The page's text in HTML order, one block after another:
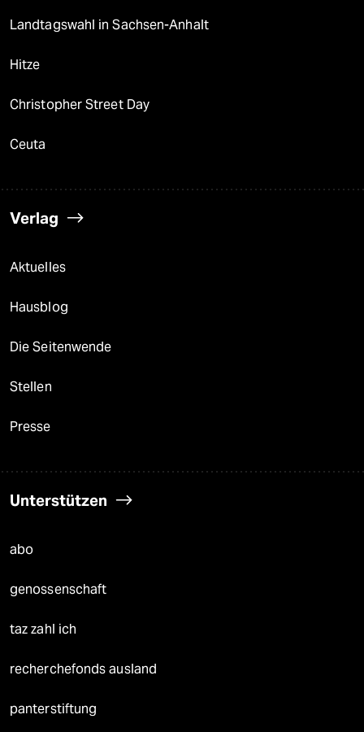
Landtagswahl in Sachsen-Anhalt
Hitze
Christopher Street Day
Ceuta
Verlag
Aktuelles
Hausblog
Die Seitenwende
Stellen
Presse
Unterstützen
abo
genossenschaft
taz zahl ich
recherchefonds ausland
panterstiftung